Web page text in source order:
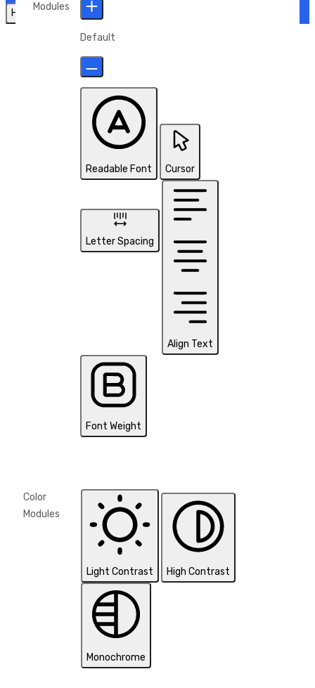
Hide Toolbar
Modules
Default
Readable Font Cursor
Letter Spacing
Align Text
Font Weight
Color
Modules
Light Contrast High Contrast
Monochrome